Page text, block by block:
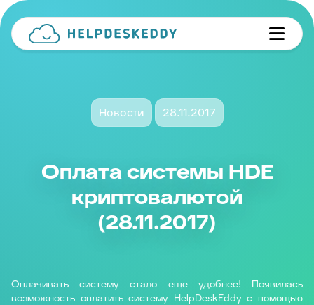
Новости 28.11.2017
Оплата системы HDE
криптовалютой
(28.11.2017)
Оплачивать систему стало еще удобнее! Появилась
возможность оплатить систему HelpDeskEddy с помощью